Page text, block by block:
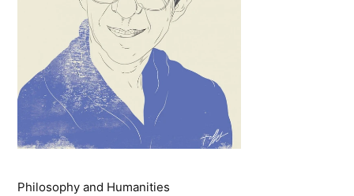
Philosophy and Humanities